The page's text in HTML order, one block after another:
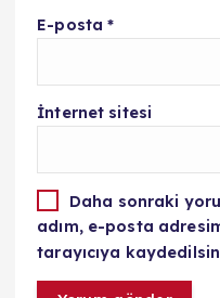
E-posta*
İnternet sitesi
Daha sonraki
adım, e-posta
tarayıcıya